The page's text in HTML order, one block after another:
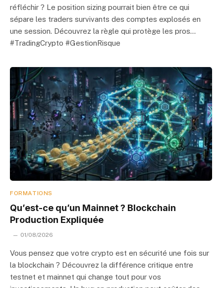
réfléchir ? Le position sizing pourrait bien être ce qui
sépare les traders survivants des comptes explosés en
une session. Découvrez la règle qui protège les pros…
#TradingCrypto #GestionRisque
FORMATIONS
Qu’est-ce qu’un Mainnet ? Blockchain
Production Expliquée
01/08/2026
Vous pensez que votre crypto est en sécurité une fois sur
la blockchain ? Découvrez la différence critique entre
testnet et mainnet qui change tout pour vos